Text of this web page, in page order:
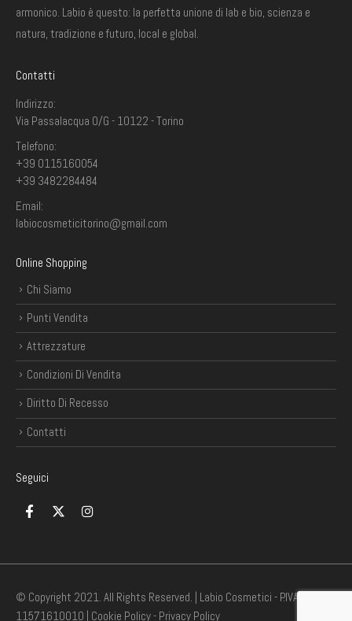
armonico. Labio è questo: la perfetta unione di lab e bio, scienza e
natura, tradizione e futuro, local e global.
Contatti
Indirizzo:
Via Passalacqua 0/G - 10122 - Torino
Telefono:
+39 0115160054
+39 3482284484
Email:
labiocosmeticitorino@gmail.com
Online Shopping
Chi Siamo
Punti Vendita
Attrezzature
Condizioni Di Vendita
Diritto Di Recesso
Contatti
Seguici
© Copyright 2021. All Rights Reserved. | Labio Cosmetici - P.IVA
11571610010 | Cookie Policy- Privacy Policy